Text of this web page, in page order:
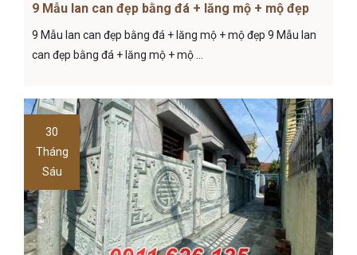
9 Mẫu lan can đẹp bằng đá + lăng mộ + mộ đẹp
9 Mẫu lan can đẹp bằng đá + lăng mộ + mộ đẹp 9 Mẫu lan
can đẹp bằng đá + lăng mộ + mộ ...
30
Tháng
Sáu